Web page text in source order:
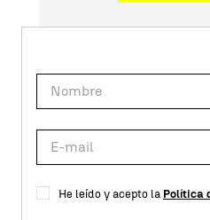
He leído y acepto la Política